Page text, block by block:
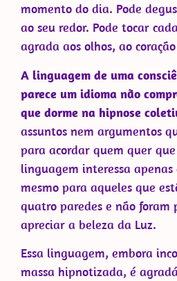
momento do dia. Pode
ao seu redor. Pode tocar
agrada aos olhos, ao
A linguagem de uma
parece um idioma não
que dorme na hipnose
assuntos nem argumentos
para acordar quem quer que
linguagem interessa apenas
mesmo para aqueles que
quatro paredes e não foram
apreciar a beleza da Luz.
Essa linguagem, embora
massa hipnotizada, é